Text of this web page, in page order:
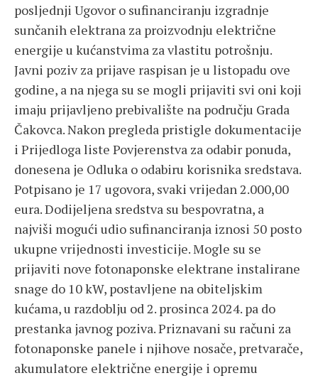
posljednji Ugovor o sufinanciranju izgradnje
sunčanih elektrana za proizvodnju električne
energije u kućanstvima za vlastitu potrošnju.
Javni poziv za prijave raspisan je u listopadu ove
godine, a na njega su se mogli prijaviti svi oni koji
imaju prijavljeno prebivalište na području Grada
Čakovca. Nakon pregleda pristigle dokumentacije
i Prijedloga liste Povjerenstva za odabir ponuda,
donesena je Odluka o odabiru korisnika sredstava.
Potpisano je 17 ugovora, svaki vrijedan 2.000,00
eura. Dodijeljena sredstva su bespovratna, a
najviši mogući udio sufinanciranja iznosi 50 posto
ukupne vrijednosti investicije. Mogle su se
prijaviti nove fotonaponske elektrane instalirane
snage do 10 kW, postavljene na obiteljskim
kućama, u razdoblju od 2. prosinca 2024. pa do
prestanka javnog poziva. Priznavani su računi za
fotonaponske panele i njihove nosače, pretvarače,
akumulatore električne energije i opremu